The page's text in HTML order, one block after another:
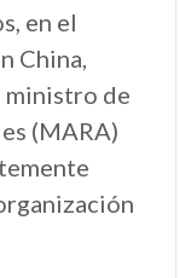
en el
China,
ministro de
(MARA)